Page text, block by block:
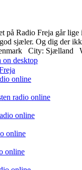
på Radio Freja går
sjæler. Og dig der
City: Sjælland
on desktop